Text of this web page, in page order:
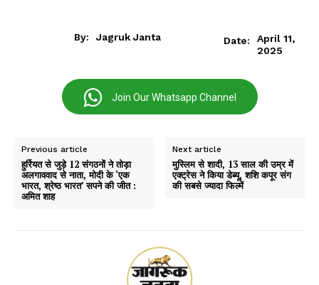
By: Jagruk Janta Date:
April 11,
2025
Join Our Whatsapp Channel
Previous article
हुर्रियत से जुड़े 12 संगठनों ने तोड़ा
अलगाववाद से नाता, मोदी के ‘एक
भारत, श्रेष्ठ भारत’ सपने की जीत :
अमित शाह
Next article
मुस्लिम से शादी, 13 साल की उम्र में
एक्ट्रेस ने किया डेब्यू, शशि कपूर संग
की सबसे ज्यादा फिल्में